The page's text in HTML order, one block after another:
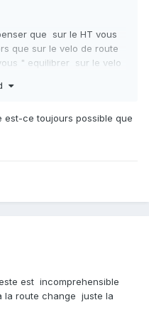
que sur le HT vous
que sur le velo de route
" equilibrer sur le velo
?
ce toujours possible que
est incomprehensible
la route change juste la